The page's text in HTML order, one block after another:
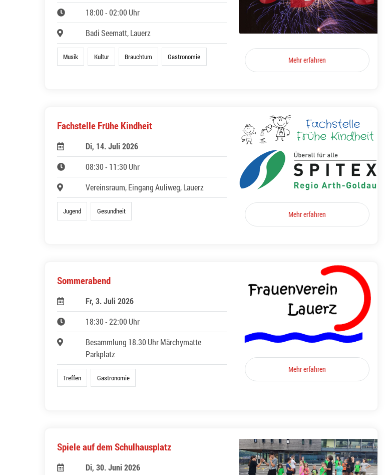
18:00 - 02:00 Uhr
Badi Seematt, Lauerz
Musik Kultur Brauchtum Gastronomie Mehr erfahren
Fachstelle Frühe Kindheit
Di, 14. Juli 2026
08:30 - 11:30 Uhr
Vereinsraum, Eingang Auliweg, Lauerz
Jugend Gesundheit Mehr erfahren
Sommerabend
Fr, 3. Juli 2026
18:30 - 22:00 Uhr
Besammlung 18.30 Uhr Märchymatte
Parkplatz
Treffen Gastronomie
Mehr erfahren
Spiele auf dem Schulhausplatz
Di, 30. Juni 2026